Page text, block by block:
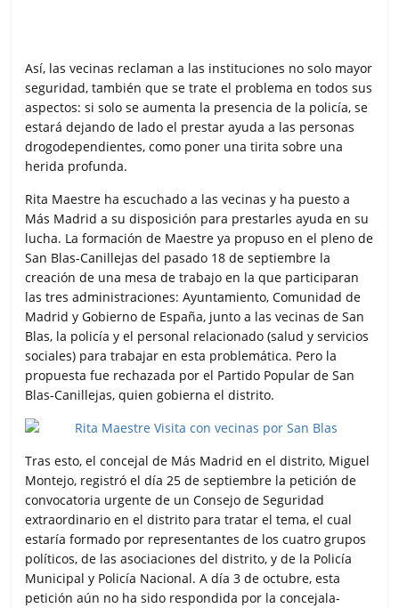
Así, las vecinas reclaman a las instituciones no solo mayor
seguridad, también que se trate el problema en todos sus
aspectos: si solo se aumenta la presencia de la policía, se
estará dejando de lado el prestar ayuda a las personas
drogodependientes, como poner una tirita sobre una
herida profunda.
Rita Maestre ha escuchado a las vecinas y ha puesto a
Más Madrid a su disposición para prestarles ayuda en su
lucha. La formación de Maestre ya propuso en el pleno de
San Blas-Canillejas del pasado 18 de septiembre la
creación de una mesa de trabajo en la que participaran
las tres administraciones: Ayuntamiento, Comunidad de
Madrid y Gobierno de España, junto a las vecinas de San
Blas, la policía y el personal relacionado (salud y servicios
sociales) para trabajar en esta problemática. Pero la
propuesta fue rechazada por el Partido Popular de San
Blas-Canillejas, quien gobierna el distrito.
Tras esto, el concejal de Más Madrid en el distrito, Miguel
Montejo, registró el día 25 de septiembre la petición de
convocatoria urgente de un Consejo de Seguridad
extraordinario en el distrito para tratar el tema, el cual
estaría formado por representantes de los cuatro grupos
políticos, de las asociaciones del distrito, y de la Policía
Municipal y Policía Nacional. A día 3 de octubre, esta
petición aún no ha sido respondida por la concejala-